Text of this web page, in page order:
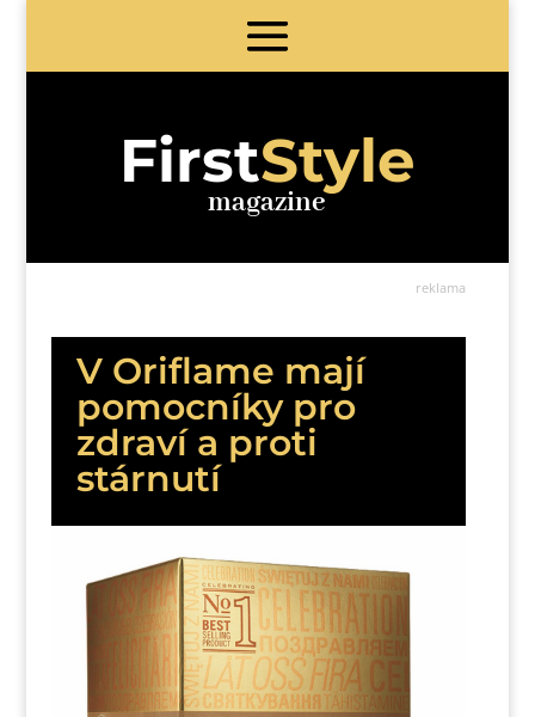
FirstStyle
magazine
reklama
V Oriflame mají
pomocníky pro
zdraví a proti
stárnutí